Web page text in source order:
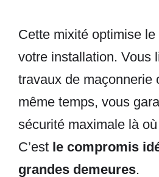
Cette mixité optimise
votre installation. Vous
travaux de maçonnerie
même temps, vous
sécurité maximale là où
C’est le compromis
grandes demeures.